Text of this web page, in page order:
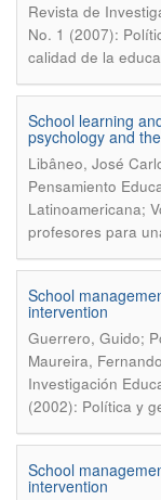
Revista de
No. 1 (2007):
calidad de la
School learning
psychology and
Libâneo, José
Pensamiento
Latinoamericana;
profesores para
School
intervention
Guerrero, Guido;
Maureira, Fernando
Investigación
(2002): Política y
School
intervention